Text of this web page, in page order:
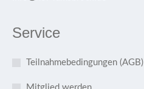
Service
Teilnahmebedingungen (AGB)